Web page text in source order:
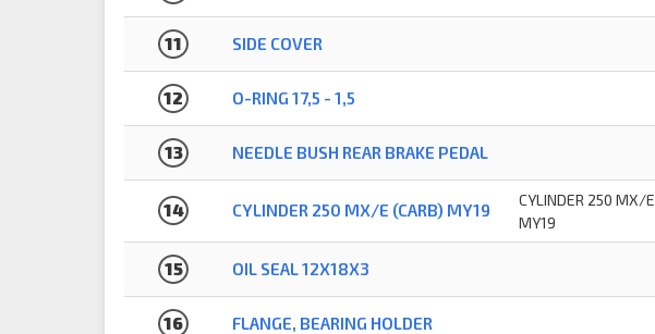
11 SIDE COVER
12 O-RING 17,5 - 1,5
13 NEEDLE BUSH REAR BRAKE PEDAL
14 CYLINDER 250 MX/E (CARB) MY19
CYLINDER 250 MX/
MY19
15 OIL SEAL 12X18X3
16 FLANGE, BEARING HOLDER